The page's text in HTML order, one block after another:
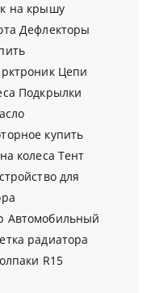
на крышу
Дефлекторы
Цепи
Подкрылки
купить
колеса Тент
для
Автомобильный
радиатора
R15